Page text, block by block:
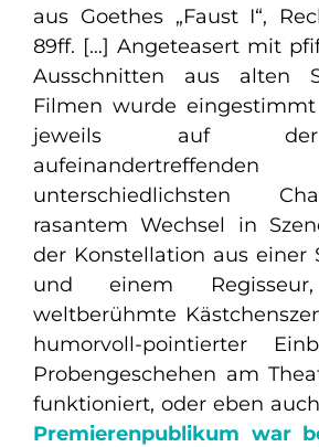
aus Goethes „Faust I“,
89ff. […] Angeteasert mit
Ausschnitten aus alten
Filmen wurde
jeweils auf
unterschiedlichsten
rasantem Wechsel in
der Konstellation aus einer
und einem
weltberühmte
humorvoll-pointierter
Probengeschehen am
funktioniert, oder eben
Premierenpublikum war